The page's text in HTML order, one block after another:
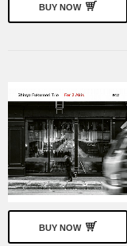
BUY NOW
BUY NOW